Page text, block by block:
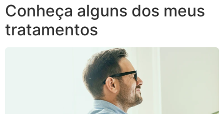
Conheça alguns dos meus
tratamentos